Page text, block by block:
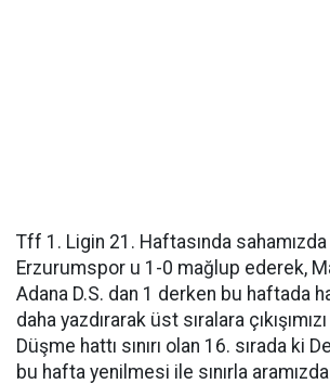
Tff 1. Ligin 21. Haftasında sahamızda
Erzurumspor u 1-0 mağlup ederek,
Adana D.S. dan 1 derken bu haftada
daha yazdırarak üst sıralara
Düşme hattı sınırı olan 16. sırada ki
bu hafta yenilmesi ile sınırla